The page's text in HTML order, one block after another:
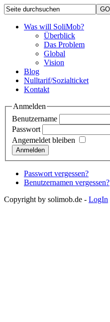
Was will SoliMob?
Überblick
Das Problem
Global
Vision
Blog
Nulltarif/Sozialticket
Kontakt
Anmelden
Benutzername
Passwort
Angemeldet bleiben
Passwort vergessen?
Benutzernamen vergessen?
Copyright by solimob.de - LogIn